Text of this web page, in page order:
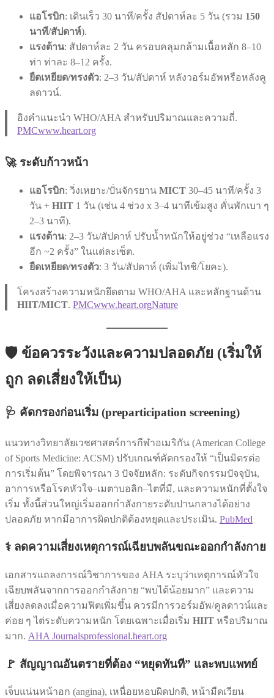
แอโรบิก: เดินเร็ว 30 นาที/ครั้ง สัปดาห์ละ 5 วัน (รวม 150
นาที/สัปดาห์).
แรงต้าน: สัปดาห์ละ 2 วัน ครอบคลุมกล้ามเนื้อหลัก 8–10
ท่า ท่าละ 8–12 ครั้ง.
ยืดเหยียด/ทรงตัว: 2–3 วัน/สัปดาห์ หลังวอร์มอัพหรือหลังคู
ลดาวน์.
อิงคำแนะนำ WHO/AHA สำหรับปริมาณและความถี่.
PMCwww.heart.org
🚀 ระดับก้าวหน้า
แอโรบิก: วิ่งเหยาะ/ปั่นจักรยาน MICT 30–45 นาที/ครั้ง 3
วัน + HIIT 1 วัน (เช่น 4 ช่วง x 3–4 นาทีเข้มสูง คั่นพักเบา ๆ
2–3 นาที).
แรงต้าน: 2–3 วัน/สัปดาห์ ปรับน้ำหนักให้อยู่ช่วง “เหลือแรง
อีก ~2 ครั้ง” ในแต่ละเซ็ต.
ยืดเหยียด/ทรงตัว: 3 วัน/สัปดาห์ (เพิ่มไทชิ/โยคะ).
โครงสร้างความหนักยึดตาม WHO/AHA และหลักฐานด้าน
HIIT/MICT. PMCwww.heart.orgNature
🛡️ ข้อควรระวังและความปลอดภัย (เริ่มให้
ถูก ลดเสี่ยงให้เป็น)
🩺 คัดกรองก่อนเริ่ม (preparticipation screening)
แนวทางวิทยาลัยเวชศาสตร์การกีฬาอเมริกัน (American College
of Sports Medicine: ACSM) ปรับเกณฑ์คัดกรองให้ “เป็นมิตรต่อ
การเริ่มต้น” โดยพิจารณา 3 ปัจจัยหลัก: ระดับกิจกรรมปัจจุบัน,
อาการหรือโรคหัวใจ–เมตาบอลิก–ไตที่มี, และความหนักที่ตั้งใจ
เริ่ม ทั้งนี้ส่วนใหญ่เริ่มออกกำลังกายระดับปานกลางได้อย่าง
ปลอดภัย หากมีอาการผิดปกติต้องหยุดและประเมิน. PubMed
⚕️ ลดความเสี่ยงเหตุการณ์เฉียบพลันขณะออกกำลังกาย
เอกสารแถลงการณ์วิชาการของ AHA ระบุว่าเหตุการณ์หัวใจ
เฉียบพลันจากการออกกำลังกาย “พบได้น้อยมาก” และความ
เสี่ยงลดลงเมื่อความฟิตเพิ่มขึ้น ควรมีการวอร์มอัพ/คูลดาวน์และ
ค่อย ๆ ไต่ระดับความหนัก โดยเฉพาะเมื่อเริ่ม HIIT หรือปริมาณ
มาก. AHA Journalsprofessional.heart.org
🚩 สัญญาณอันตรายที่ต้อง “หยุดทันที” และพบแพทย์
เจ็บแน่นหน้าอก (angina), เหนื่อยหอบผิดปกติ, หน้ามืดเวียน